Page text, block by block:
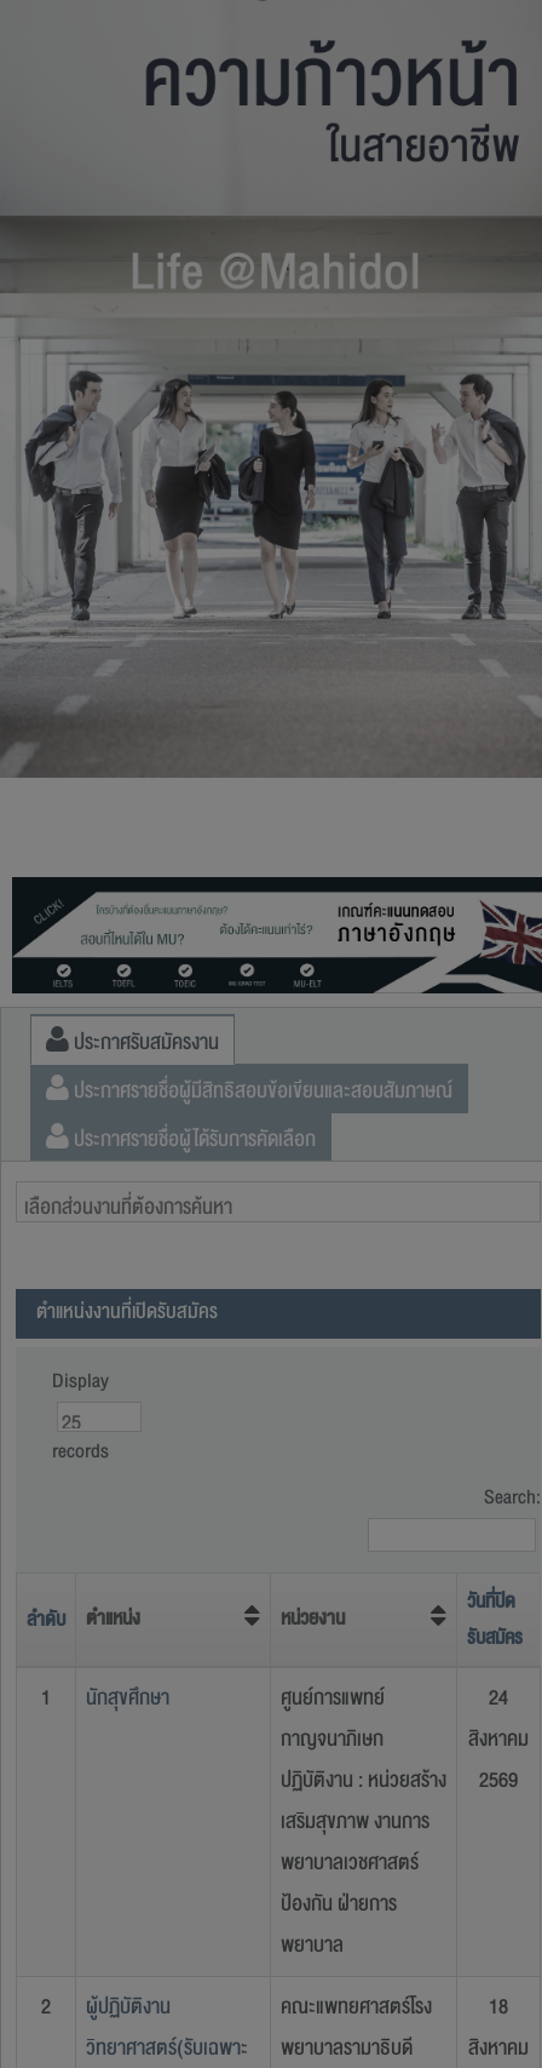
ประกาศรับสมัครงาน
ประกาศรายชื่อผู้มีสิทธิสอบข้อเขียนและสอบสัมภาษณ์
ประกาศรายชื่อผู้ได้รับการคัดเลือก
ตำแหน่งงานที่เปิดรับสมัคร
Display
records
Search:
ลำดับ ตำแหน่ง หน่วยงาน
วันที่ปิด
รับสมัคร
1 นักสุขศึกษา
ศูนย์การแพทย์
กาญจนาภิเษก
ปฏิบัติงาน : หน่วยสร้าง
เสริมสุขภาพ งานการ
พยาบาลเวชศาสตร์
ป้องกัน ฝ่ายการ
พยาบาล
24
สิงหาคม
2569
2
ผู้ปฏิบัติงาน
วิทยาศาสตร์(รับเฉพาะ
คณะแพทยศาสตร์โรง
พยาบาลรามาธิบดี
18
สิงหาคม